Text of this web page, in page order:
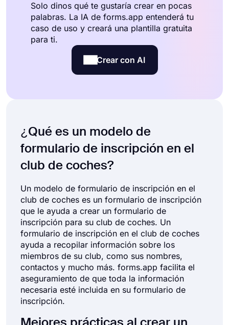
Solo dinos qué te gustaría crear en pocas
palabras. La IA de forms.app entenderá tu
caso de uso y creará una plantilla gratuita
para ti.
Crear con AI
¿Qué es un modelo de
formulario de inscripción en el
club de coches?
Un modelo de formulario de inscripción en el
club de coches es un formulario de inscripción
que le ayuda a crear un formulario de
inscripción para su club de coches. Un
formulario de inscripción en el club de coches
ayuda a recopilar información sobre los
miembros de su club, como sus nombres,
contactos y mucho más. forms.app facilita el
aseguramiento de que toda la información
necesaria esté incluida en su formulario de
inscripción.